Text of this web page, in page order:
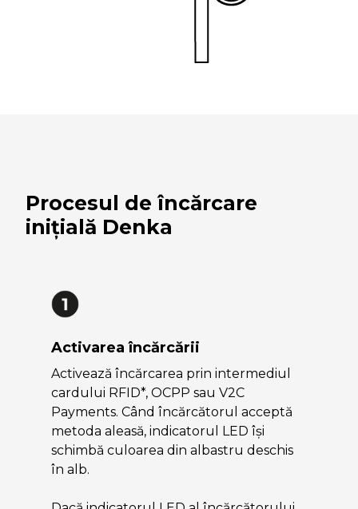
Procesul de încărcare
inițială Denka
Activarea încărcării
Activează încărcarea prin intermediul
cardului RFID*, OCPP sau V2C
Payments. Când încărcătorul acceptă
metoda aleasă, indicatorul LED își
schimbă culoarea din albastru deschis
în alb.